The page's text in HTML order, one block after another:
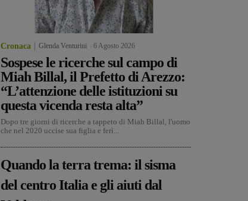
Cronaca Glenda Venturini 6 Agosto 2026
Sospese le ricerche sul campo di
Miah Billal, il Prefetto di Arezzo:
“L’attenzione delle istituzioni su
questa vicenda resta alta”
Dopo tre giorni di ricerche a tappeto di Miah Billal, l'uomo
che nel 2020 uccise sua figlia e ferì...
Quando la terra trema: il sisma
del centro Italia e gli aiuti dal